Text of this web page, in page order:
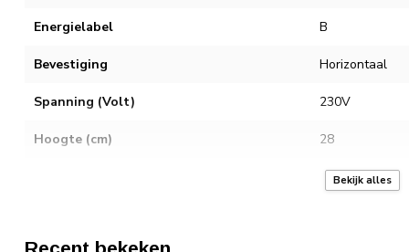
Energielabel B
Bevestiging Horizontaal
Spanning (Volt) 230V
Hoogte (cm) 28
95Bekijk alles